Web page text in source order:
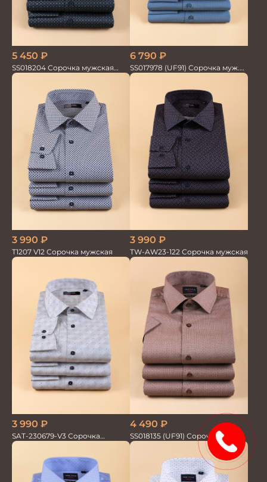
5 450 ₽
SS018204 Сорочка мужская
GROSTYLE PRIME
6 790 ₽
SS017978 (UF91) Сорочка муж.
дл. рук. GROSTYLE TRENDY
3 990 ₽
T1207 V12 Сорочка мужская
3 990 ₽
TW-AW23-122 Сорочка мужская
3 990 ₽
SAT-230679-V3 Сорочка
мужская
4 490 ₽
SS018135 (UF91) Сорочка
мужская GROSTYLE TRENDY
15%